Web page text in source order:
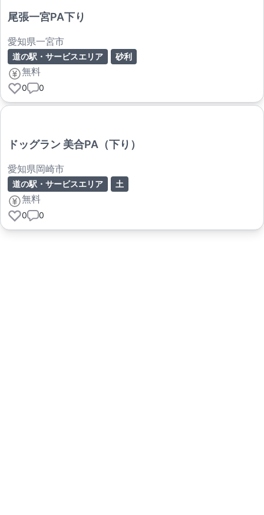
尾張一宮PA下り
愛知県一宮市
道の駅・サービスエリア 砂利
無料
0 0
ドッグラン 美合PA（下り）
愛知県岡崎市
道の駅・サービスエリア 土
無料
0 0